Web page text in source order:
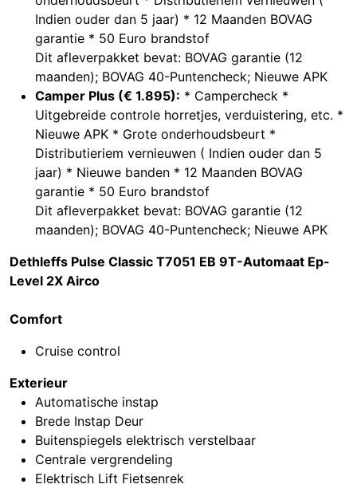
Indien ouder dan 5 jaar) * 12 Maanden BOVAG
garantie * 50 Euro brandstof
Dit afleverpakket bevat: BOVAG garantie (12
maanden); BOVAG 40-Puntencheck; Nieuwe APK
Camper Plus (€ 1.895): * Campercheck *
Uitgebreide controle horretjes, verduistering, etc. *
Nieuwe APK * Grote onderhoudsbeurt *
Distributieriem vernieuwen ( Indien ouder dan 5
jaar) * Nieuwe banden * 12 Maanden BOVAG
garantie * 50 Euro brandstof
Dit afleverpakket bevat: BOVAG garantie (12
maanden); BOVAG 40-Puntencheck; Nieuwe APK
Dethleffs Pulse Classic T7051 EB 9T-Automaat Ep-
Level 2X Airco
Comfort
Cruise control
Exterieur
Automatische instap
Brede Instap Deur
Buitenspiegels elektrisch verstelbaar
Centrale vergrendeling
Elektrisch Lift Fietsenrek